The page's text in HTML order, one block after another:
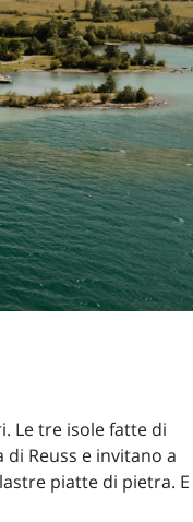
Le tre isole fatte di
Reuss e invitano a
piatte di pietra. E